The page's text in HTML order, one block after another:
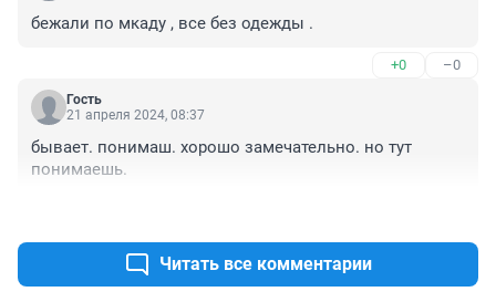
бежали по мкаду , все без одежды .
+0 –0
Гость
21 апреля 2024, 08:37
бывает. понимаш. хорошо замечательно. но тут
понимаешь.
Читать все комментарии